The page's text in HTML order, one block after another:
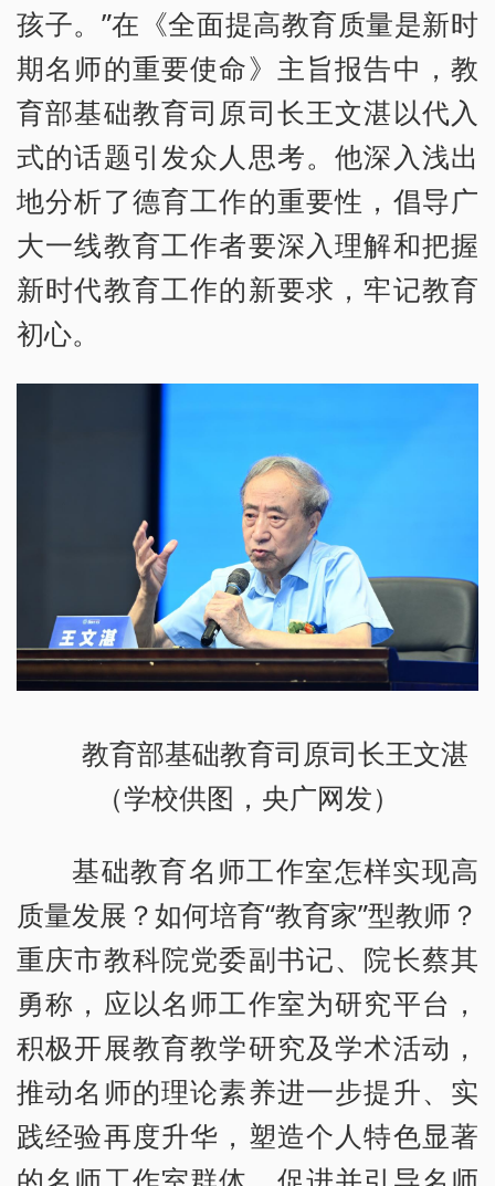
孩子。”在《全面提高教育质量是新时
期名师的重要使命》主旨报告中，教
育部基础教育司原司长王文湛以代入
式的话题引发众人思考。他深入浅出
地分析了德育工作的重要性，倡导广
大一线教育工作者要深入理解和把握
新时代教育工作的新要求，牢记教育
初心。
教育部基础教育司原司长王文湛
（学校供图，央广网发）
基础教育名师工作室怎样实现高
质量发展？如何培育“教育家”型教师？
重庆市教科院党委副书记、院长蔡其
勇称，应以名师工作室为研究平台，
积极开展教育教学研究及学术活动，
推动名师的理论素养进一步提升、实
践经验再度升华，塑造个人特色显著